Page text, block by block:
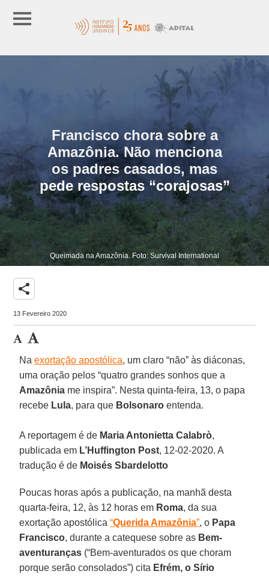
Francisco chora sobre a
Amazônia. Não menciona
os padres casados, mas
pede respostas “corajosas”
Queimada na Amazônia. Foto: Survival International
share
13 Fevereiro 2020
Naexortação apostólica, um claro “não” às diáconas,
uma oração pelos “quatro grandes sonhos que a
Amazônia me inspira”. Nesta quinta-feira, 13, o papa
recebe Lula, para que Bolsonaro entenda.
A reportagem é de Maria Antonietta Calabrò,
publicada em L’Huffington Post, 12-02-2020. A
tradução é de Moisés Sbardelotto
Poucas horas após a publicação, na manhã desta
quarta-feira, 12, às 12 horas em Roma, da sua
exortação apostólica“Querida Amazônia”, o Papa
Francisco, durante a catequese sobre as Bem-
aventuranças (“Bem-aventurados os que choram
porque serão consolados”) cita Efrém, o Sírio